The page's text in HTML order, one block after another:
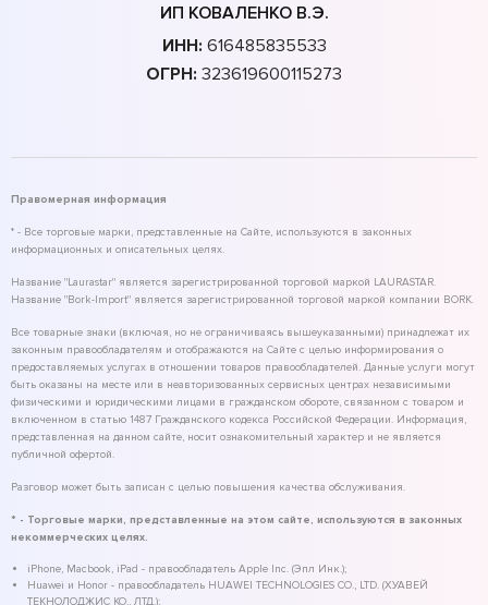
ИП КОВАЛЕНКО В.Э.
ИНН: 616485835533
ОГРН: 323619600115273
Правомерная информация
* - Все торговые марки, представленные на Сайте, используются в законных
информационных и описательных целях.
Название "Laurastar" является зарегистрированной торговой маркой LAURASTAR.
Название "Bork-Import" является зарегистрированной торговой маркой компании BORK.
Все товарные знаки (включая, но не ограничиваясь вышеуказанными) принадлежат их
законным правообладателям и отображаются на Сайте с целью информирования о
предоставляемых услугах в отношении товаров правообладателей. Данные услуги могут
быть оказаны на месте или в неавторизованных сервисных центрах независимыми
физическими и юридическими лицами в гражданском обороте, связанном с товаром и
включенном в статью 1487 Гражданского кодекса Российской Федерации. Информация,
представленная на данном сайте, носит ознакомительный характер и не является
публичной офертой.
Разговор может быть записан с целью повышения качества обслуживания.
* - Торговые марки, представленные на этом сайте, используются в законных
некоммерческих целях.
iPhone, Macbook, iPad - правообладатель Apple Inc. (Эпл Инк.);
Huawei и Honor - правообладатель HUAWEI TECHNOLOGIES CO., LTD. (ХУАВЕЙ
ТЕКНОЛОДЖИС КО., ЛТД.);